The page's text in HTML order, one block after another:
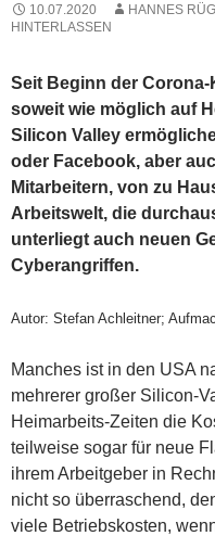
10.07.2020 HANNES
HINTERLASSEN
Seit Beginn der
soweit wie möglich auf
Silicon Valley
oder Facebook, aber
Mitarbeitern, von zu
Arbeitswelt, die
unterliegt auch neuen
Cyberangriffen.
Autor: Stefan Achleitner;
Manches ist in den USA
mehrerer großer Silicon-
Heimarbeits-Zeiten die
teilweise sogar für neue
ihrem Arbeitgeber in
nicht so überraschend,
viele Betriebskosten,